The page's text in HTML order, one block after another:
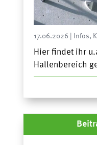
17.06.2026 Infos,
Hier findet ihr
Hallenbereich